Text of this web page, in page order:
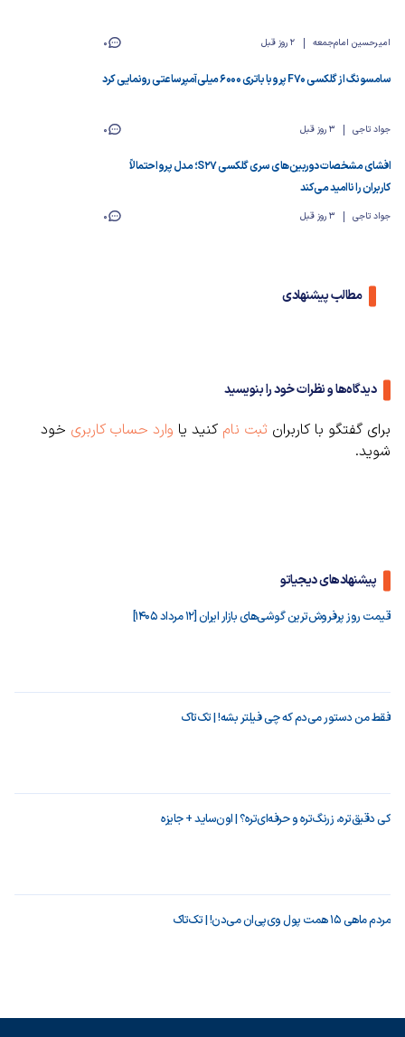
امیرحسین امام‌جمعه 2 روز قبل 0
سامسونگ از گلکسی F70 پرو با باتری ۶۰۰۰ میلی‌آمپرساعتی رونمایی کرد
جواد تاجی 3 روز قبل 0
افشای مشخصات دوربین‌های سری گلکسی S27؛ مدل پرو احتمالاً
کاربران را ناامید می‌کند
جواد تاجی 3 روز قبل 0
مطالب پیشنهادی
دیدگاه‌ها و نظرات خود را بنویسید
برای گفتگو با کاربران ثبت نام کنید یا وارد حساب کاربری خود
شوید.
پیشنهادهای دیجیاتو
قیمت روز پرفروش‌ترین گوشی‌های بازار ایران [12 مرداد 1405]
فقط من دستور می‌دم که چی فیلتر بشه! | تک‌تاک
کی دقیق‌تره، زرنگ‌تره و حرفه‌ای‌تره؟ | اون‌ساید + جایزه
مردم ماهی ۱۵ همت پول وی‌پی‌ان می‌دن! | تک‌تاک